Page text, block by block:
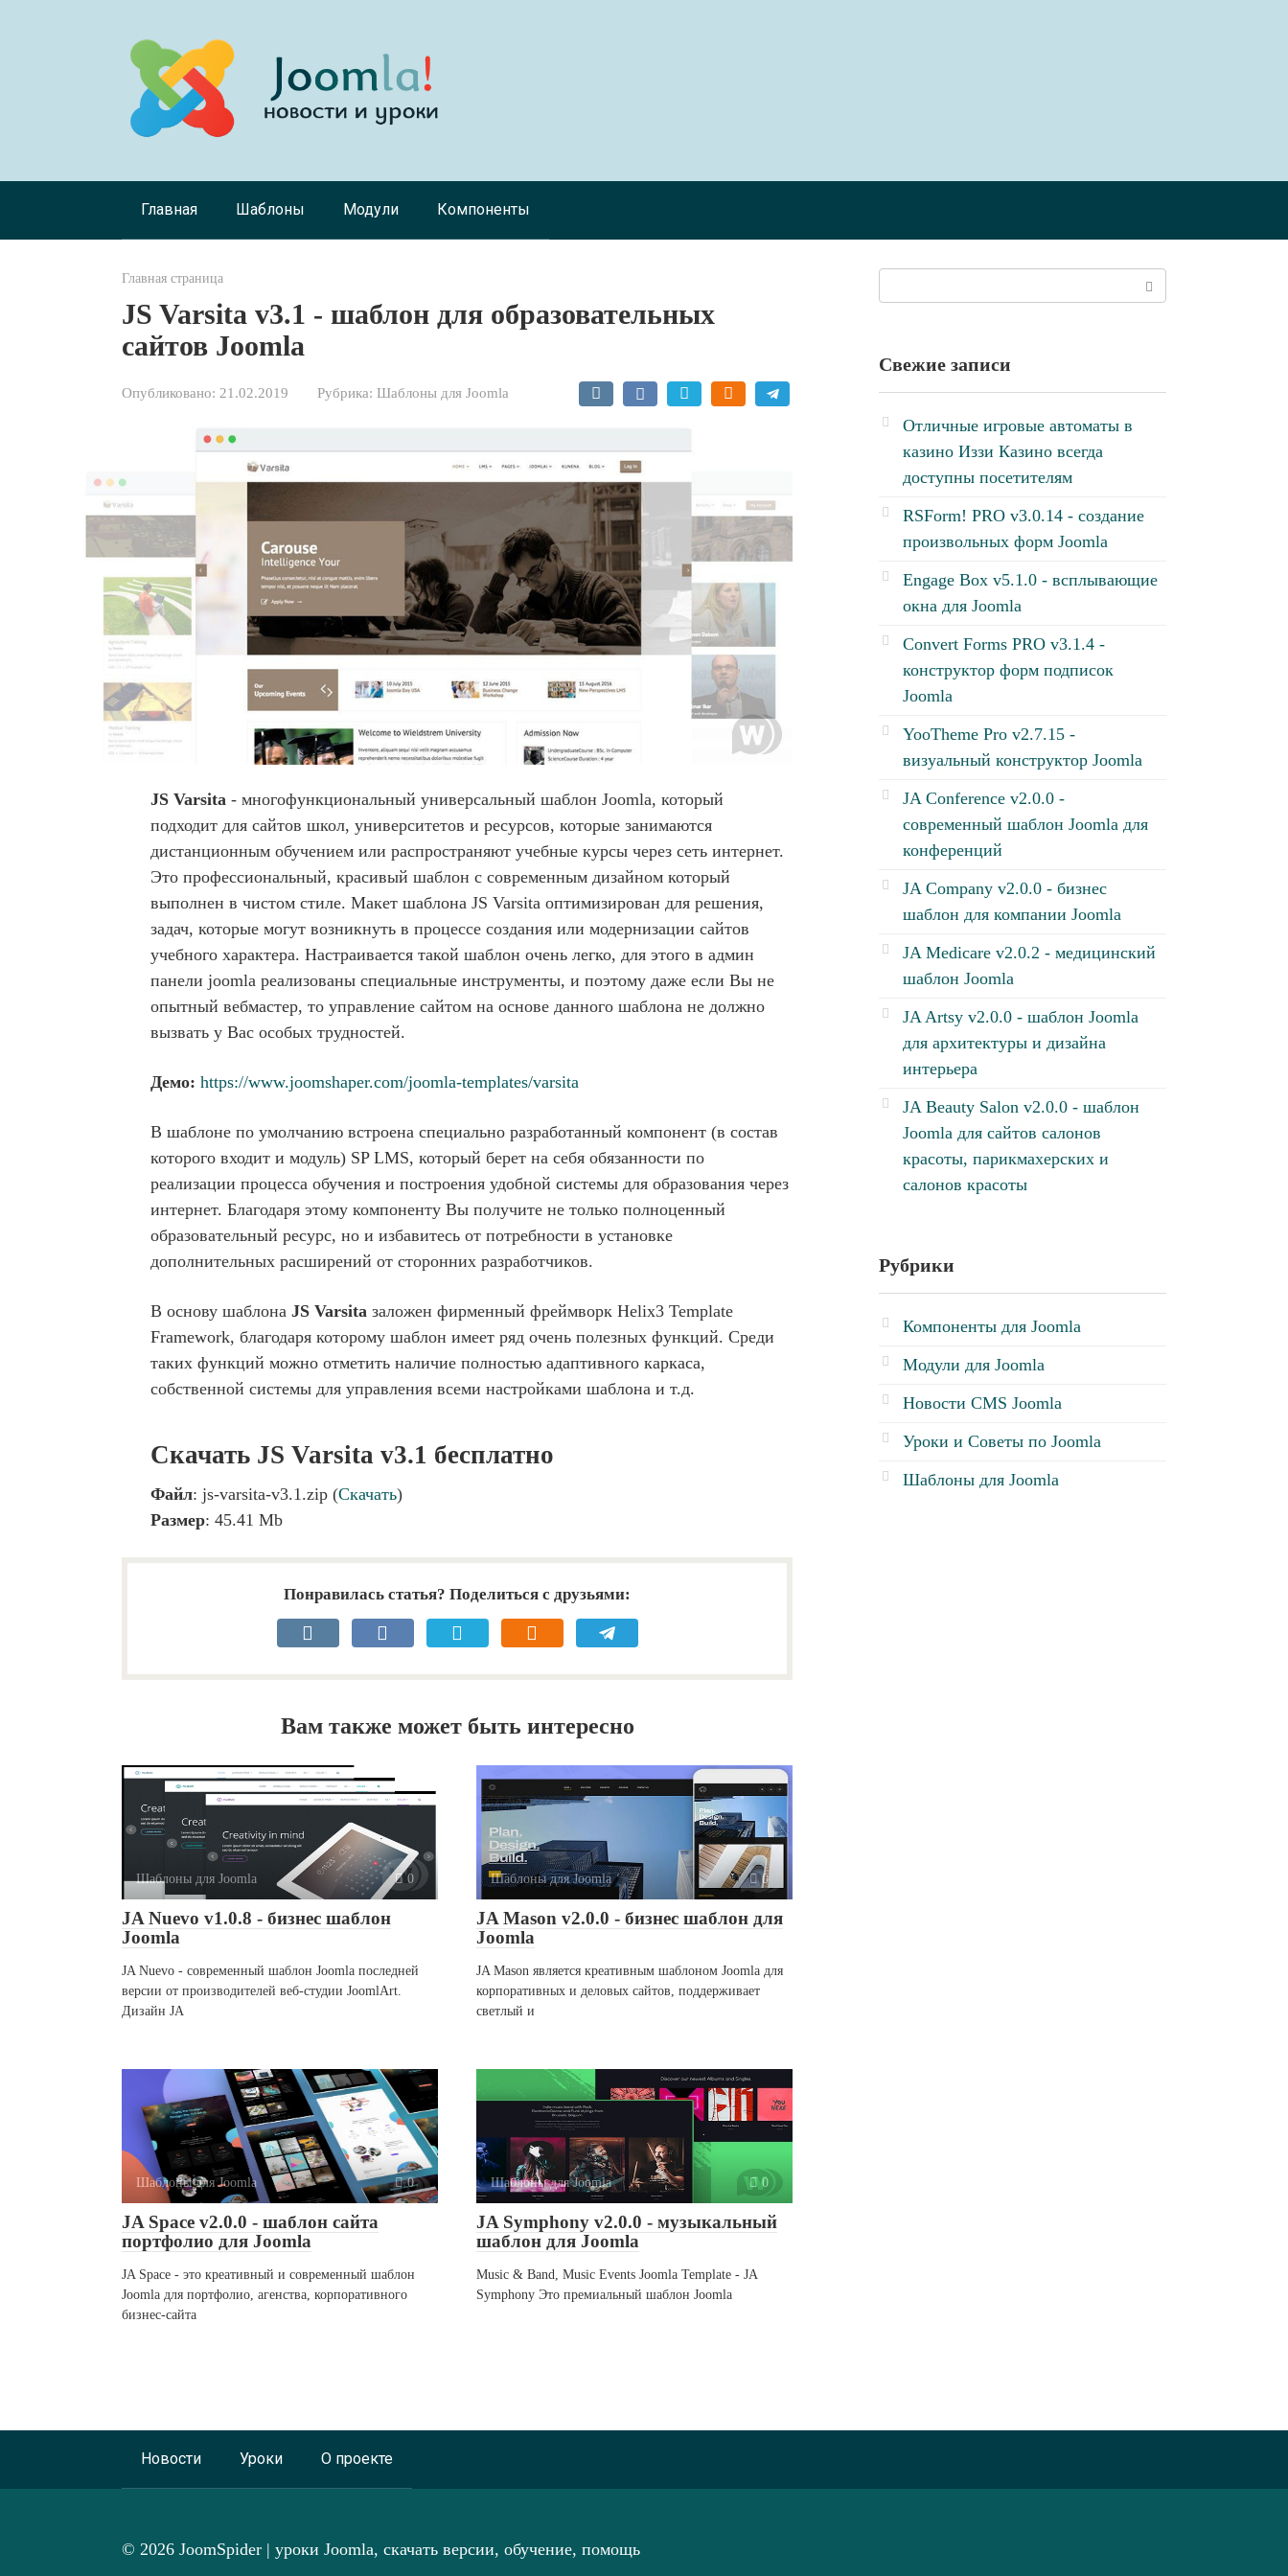
Главная Шаблоны Модули Компоненты
Главная страница
JS Varsita v3.1 - шаблон для образовательных
сайтов Joomla
Опубликовано: 21.02.2019 Рубрика: Шаблоны для Joomla
JS Varsita - многофункциональный универсальный шаблон Joomla, который
подходит для сайтов школ, университетов и ресурсов, которые занимаются
дистанционным обучением или распространяют учебные курсы через сеть интернет.
Это профессиональный, красивый шаблон с современным дизайном который
выполнен в чистом стиле. Макет шаблона JS Varsita оптимизирован для решения,
задач, которые могут возникнуть в процессе создания или модернизации сайтов
учебного характера. Настраивается такой шаблон очень легко, для этого в админ
панели joomla реализованы специальные инструменты, и поэтому даже если Вы не
опытный вебмастер, то управление сайтом на основе данного шаблона не должно
вызвать у Вас особых трудностей.
Демо: https://www.joomshaper.com/joomla-templates/varsita
В шаблоне по умолчанию встроена специально разработанный компонент (в состав
которого входит и модуль) SP LMS, который берет на себя обязанности по
реализации процесса обучения и построения удобной системы для образования через
интернет. Благодаря этому компоненту Вы получите не только полноценный
образовательный ресурс, но и избавитесь от потребности в установке
дополнительных расширений от сторонних разработчиков.
В основу шаблона JS Varsita заложен фирменный фреймворк Helix3 Template
Framework, благодаря которому шаблон имеет ряд очень полезных функций. Среди
таких функций можно отметить наличие полностью адаптивного каркаса,
собственной системы для управления всеми настройками шаблона и т.д.
Скачать JS Varsita v3.1 бесплатно
Файл: js-varsita-v3.1.zip (Скачать)
Размер: 45.41 Mb
Понравилась статья? Поделиться с друзьями:
Вам также может быть интересно
Шаблоны для Joomla 0
JA Nuevo v1.0.8 - бизнес шаблон
Joomla
JA Nuevo - современный шаблон Joomla последней
версии от производителей веб-студии JoomlArt.
Дизайн JA
Шаблоны для Joomla 0
JA Mason v2.0.0 - бизнес шаблон для
Joomla
JA Mason является креативным шаблоном Joomla для
корпоративных и деловых сайтов, поддерживает
светлый и
Шаблоны для Joomla 0
JA Space v2.0.0 - шаблон сайта
портфолио для Joomla
JA Space - это креативный и современный шаблон
Joomla для портфолио, агенства, корпоративного
бизнес-сайта
Шаблоны для Joomla 0
JA Symphony v2.0.0 - музыкальный
шаблон для Joomla
Music & Band, Music Events Joomla Template - JA
Symphony Это премиальный шаблон Joomla
Свежие записи
Отличные игровые автоматы в
казино Иззи Казино всегда
доступны посетителям
RSForm! PRO v3.0.14 - создание
произвольных форм Joomla
Engage Box v5.1.0 - всплывающие
окна для Joomla
Convert Forms PRO v3.1.4 -
конструктор форм подписок
Joomla
YooTheme Pro v2.7.15 -
визуальный конструктор Joomla
JA Conference v2.0.0 -
современный шаблон Joomla для
конференций
JA Company v2.0.0 - бизнес
шаблон для компании Joomla
JA Medicare v2.0.2 - медицинский
шаблон Joomla
JA Artsy v2.0.0 - шаблон Joomla
для архитектуры и дизайна
интерьера
JA Beauty Salon v2.0.0 - шаблон
Joomla для сайтов салонов
красоты, парикмахерских и
салонов красоты
Рубрики
Компоненты для Joomla
Модули для Joomla
Новости CMS Joomla
Уроки и Советы по Joomla
Шаблоны для Joomla
Новости Уроки О проекте
© 2026 JoomSpider | уроки Joomla, скачать версии, обучение, помощь